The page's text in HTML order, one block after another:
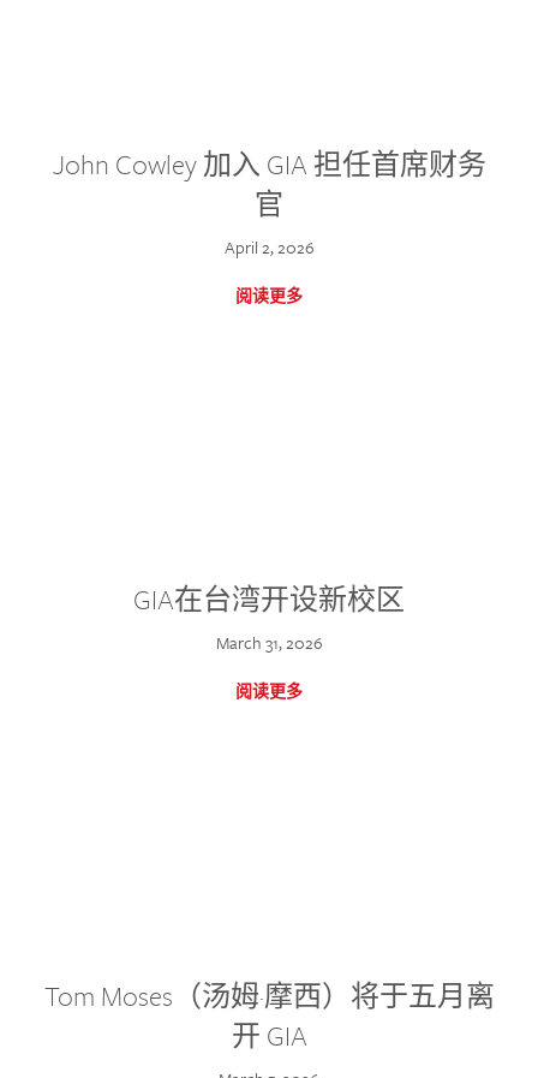
John Cowley 加入 GIA 担任首席财务
官
April 2, 2026
阅读更多
GIA在台湾开设新校区
March 31, 2026
阅读更多
Tom Moses（汤姆·摩西）将于五月离
开 GIA